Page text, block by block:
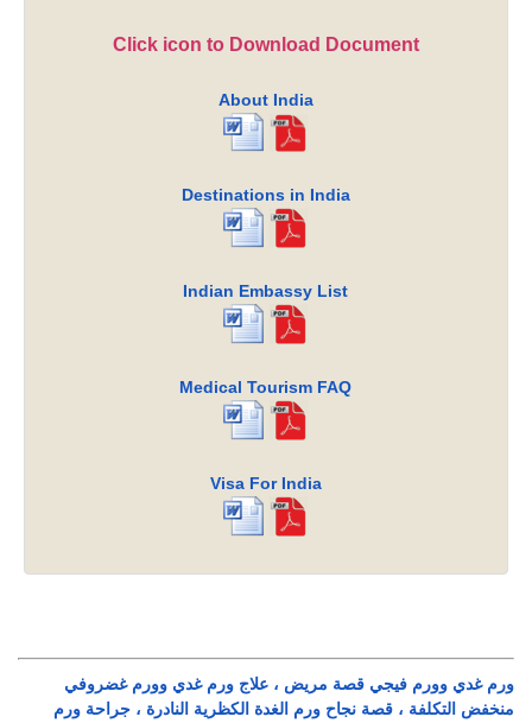
Click icon to Download Document
About India
Destinations in India
Indian Embassy List
Medical Tourism FAQ
Visa For India
ورم غدي وورم فيجي قصة مريض ، علاج ورم غدي وورم غضروفي
منخفض التكلفة ، قصة نجاح ورم الغدة الكظرية النادرة ، جراحة ورم